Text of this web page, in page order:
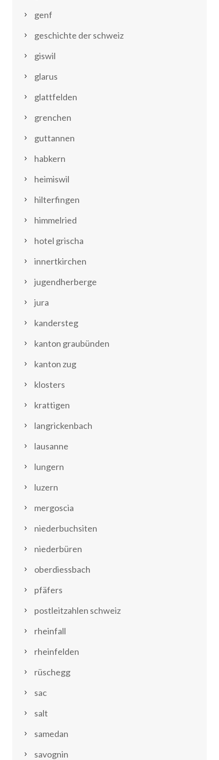
genf
geschichte der schweiz
giswil
glarus
glattfelden
grenchen
guttannen
habkern
heimiswil
hilterfingen
himmelried
hotel grischa
innertkirchen
jugendherberge
jura
kandersteg
kanton graubünden
kanton zug
klosters
krattigen
langrickenbach
lausanne
lungern
luzern
mergoscia
niederbuchsiten
niederbüren
oberdiessbach
pfäfers
postleitzahlen schweiz
rheinfall
rheinfelden
rüschegg
sac
salt
samedan
savognin